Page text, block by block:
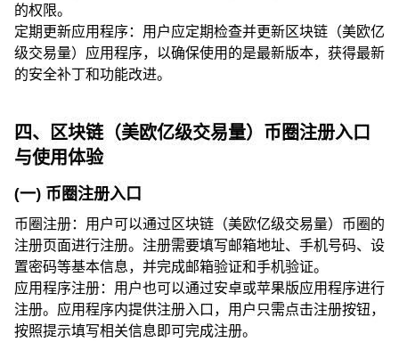
的权限。
定期更新应用程序：用户应定期检查并更新区块链（美欧亿
级交易量）应用程序，以确保使用的是最新版本，获得最新
的安全补丁和功能改进。
四、区块链（美欧亿级交易量）币圈注册入口
与使用体验
(一) 币圈注册入口
币圈注册：用户可以通过区块链（美欧亿级交易量）币圈的
注册页面进行注册。注册需要填写邮箱地址、手机号码、设
置密码等基本信息，并完成邮箱验证和手机验证。
应用程序注册：用户也可以通过安卓或苹果版应用程序进行
注册。应用程序内提供注册入口，用户只需点击注册按钮，
按照提示填写相关信息即可完成注册。